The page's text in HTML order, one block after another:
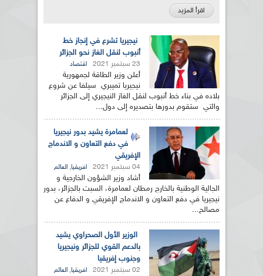
اقرأ المزيد
نيجيريا تشرع في إنجاز خط
أنبوب لنقل الغاز نحو الجزائر
23 سبتمبر 2021 اقتصاد
أعلن وزير الطاقة لجمهورية
نيجيريا تميبري سيلفا عن شروع
بلاده في بناء خط أنبوب لنقل الغاز النيجيري إلى الجزائر
والتي ستقوم بدورها بتصديره إلى دول...
لعمامرة يشيد بدور نيجيريا
في دفع التعاون و الاندماج
الإفريقي
04 سبتمبر 2021 افريقيا, العالم
أشاد وزير الشؤون الخارجية و
الجالية الوطنية بالخارج رمطان لعمامرة، السبت بالجزائر، بدور
نيجيريا في دفع التعاون و الاندماج الإفريقي و الدفاع عن
مصالح...
الوزير الأول الصحراوي يشيد
بالدعم القوي للجزائر ونيجيريا
وجنوب إفريقيا
02 سبتمبر 2021 افريقيا, العالم